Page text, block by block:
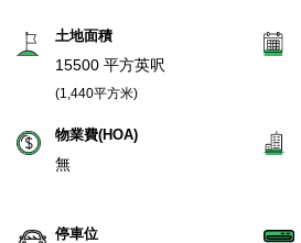
土地面積
15500 平方英呎
(1,440平方米)
物業費(HOA)
無
停車位